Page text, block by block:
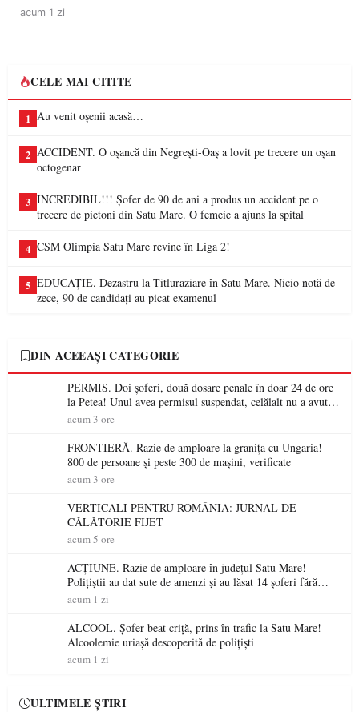
acum 1 zi
CELE MAI CITITE
1 Au venit oșenii acasă…
2 ACCIDENT. O oșancă din Negrești-Oaș a lovit pe trecere un oșan
octogenar
3 INCREDIBIL!!! Șofer de 90 de ani a produs un accident pe o
trecere de pietoni din Satu Mare. O femeie a ajuns la spital
4 CSM Olimpia Satu Mare revine în Liga 2!
5 EDUCAȚIE. Dezastru la Titluraziare în Satu Mare. Nicio notă de
zece, 90 de candidați au picat examenul
DIN ACEEAȘI CATEGORIE
PERMIS. Doi șoferi, două dosare penale în doar 24 de ore
la Petea! Unul avea permisul suspendat, celălalt nu a avut
niciodată permis
acum 3 ore
FRONTIERĂ. Razie de amploare la granița cu Ungaria!
800 de persoane și peste 300 de mașini, verificate
acum 3 ore
VERTICALI PENTRU ROMÂNIA: JURNAL DE
CĂLĂTORIE FIJET
acum 5 ore
ACȚIUNE. Razie de amploare în județul Satu Mare!
Polițiștii au dat sute de amenzi și au lăsat 14 șoferi fără
permis într-o singură zi
acum 1 zi
ALCOOL. Șofer beat criță, prins în trafic la Satu Mare!
Alcoolemie uriașă descoperită de polițiști
acum 1 zi
ULTIMELE ȘTIRI